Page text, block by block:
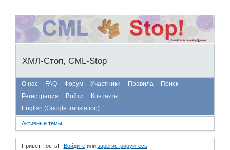
ХМЛ-Стоп, CML-Stop
О нас FAQ Форум Участники Правила
Поиск
Регистрация
Войти
Контакты
English (Google translation)
Активные темы
Привет, Гость! Войдитеили зарегистрируйтесь.